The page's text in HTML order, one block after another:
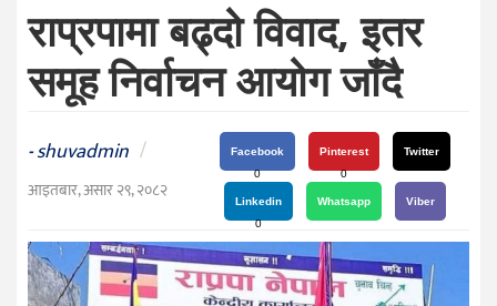
संघीय
प्रविधि
जीवनशैली
दर्शन
संस्कृति
विचार
राप्रपामा बढ्दो विवाद, इतर
समूह निर्वाचन आयोग जाँदै
-shuvadmin /
आइतबार, असार २९, २०८२
Facebook
0
Pinterest
0
Twitter
Linkedin
0
Whatsapp Viber